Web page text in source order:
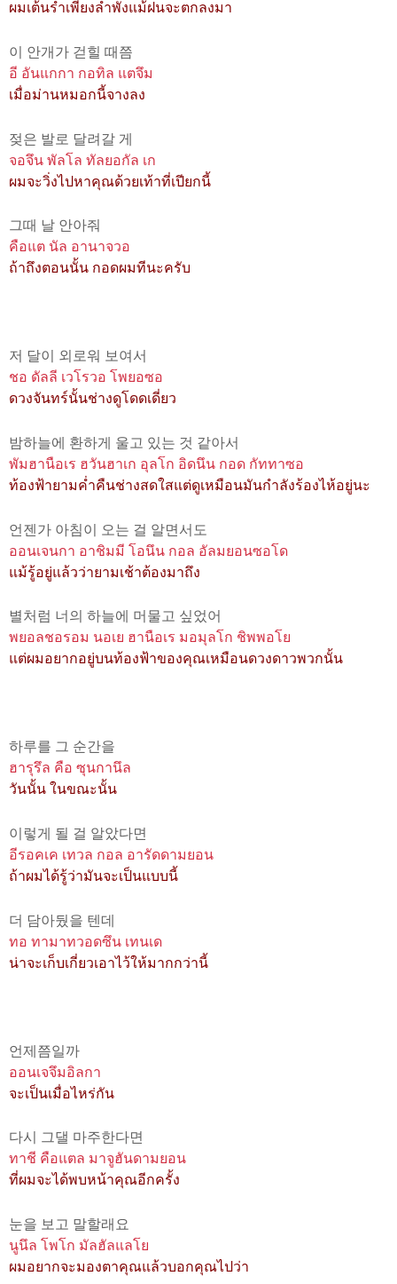
ผมเต้นรำเพียงลำพังแม้ฝนจะตกลงมา
이 안개가 걷힐 때쯤
อี อันแกกา กอทิล แตจึม
เมื่อม่านหมอกนี้จางลง
젖은 발로 달려갈 게
จอจึน พัลโล ทัลยอกัล เก
ผมจะวิ่งไปหาคุณด้วยเท้าที่เปียกนี้
그때 날 안아줘
คือแต นัล อานาจวอ
ถ้าถึงตอนนั้น กอดผมทีนะครับ
저 달이 외로워 보여서
ชอ ดัลลี เวโรวอ โพยอซอ
ดวงจันทร์นั้นช่างดูโดดเดี่ยว
밤하늘에 환하게 울고 있는 것 같아서
พัมฮานือเร ฮวันฮาเก อุลโก อิดนึน กอด กัททาซอ
ท้องฟ้ายามค่ำคืนช่างสดใสแต่ดูเหมือนมันกำลังร้องไห้อยู่นะ
언젠가 아침이 오는 걸 알면서도
ออนเจนกา อาชิมมี โอนึน กอล อัลมยอนซอโด
แม้รู้อยู่แล้วว่ายามเช้าต้องมาถึง
별처럼 너의 하늘에 머물고 싶었어
พยอลชอรอม นอเย ฮานือเร มอมุลโก ชิพพอโย
แต่ผมอยากอยู่บนท้องฟ้าของคุณเหมือนดวงดาวพวกนั้น
하루를 그 순간을
ฮารุรึล คือ ซุนกานึล
วันนั้น ในขณะนั้น
이렇게 될 걸 알았다면
อีรอคเค เทวล กอล อารัดดามยอน
ถ้าผมได้รู้ว่ามันจะเป็นแบบนี้
더 담아뒀을 텐데
ทอ ทามาทวอดซึน เทนเด
น่าจะเก็บเกี่ยวเอาไว้ให้มากกว่านี้
언제쯤일까
ออนเจจึมอิลกา
จะเป็นเมื่อไหร่กัน
다시 그댈 마주한다면
ทาชี คือแตล มาจูฮันดามยอน
ที่ผมจะได้พบหน้าคุณอีกครั้ง
눈을 보고 말할래요
นูนึล โพโก มัลฮัลแลโย
ผมอยากจะมองตาคุณแล้วบอกคุณไปว่า